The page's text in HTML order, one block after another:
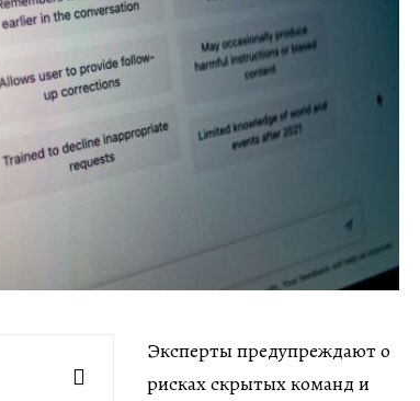
Эксперты предупреждают о
рисках скрытых команд и